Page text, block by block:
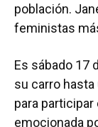
población.
feministas
Es sábado 17
su carro hasta
para
emocionada